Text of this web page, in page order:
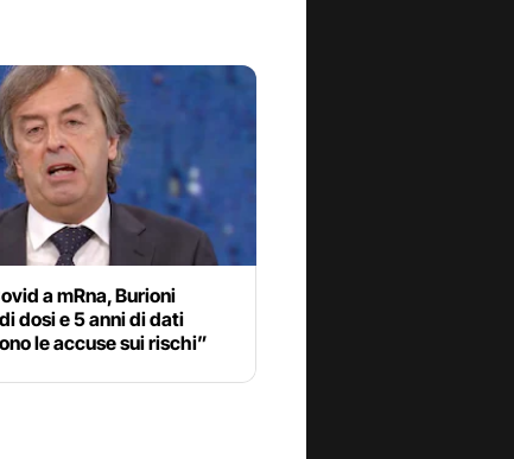
a mRna, Burioni
dosi e 5 anni di dati
le accuse sui rischi”